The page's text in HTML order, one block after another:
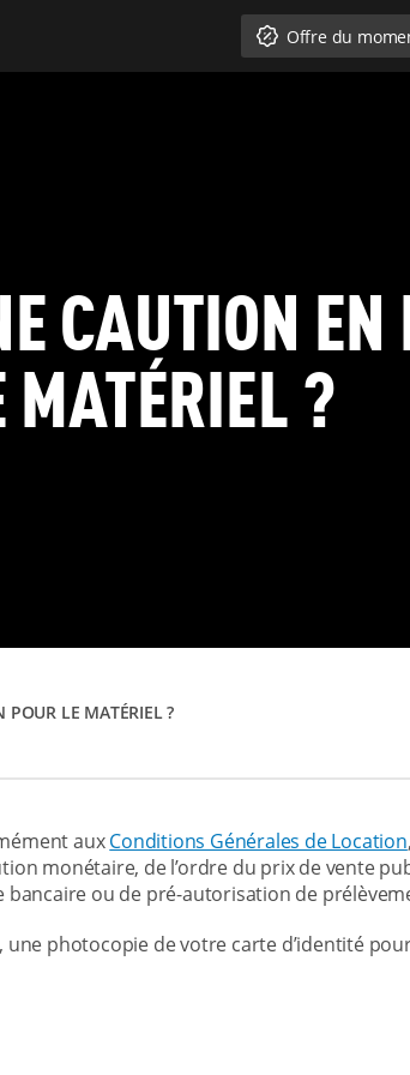
Offre du
CAUTION
MATÉRIEL ?
POUR LE MATÉRIEL ?
auxConditions Générales de Location
monétaire, de l’ordre du prix de vente
bancaire ou de pré-autorisation de
une photocopie de votre carte d’identité